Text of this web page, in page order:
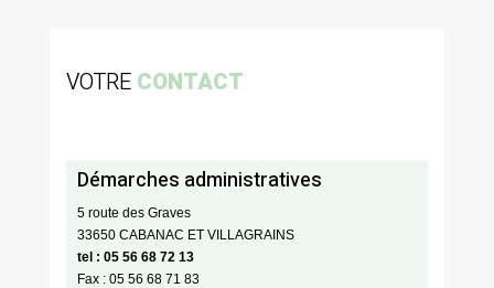
VOTRE CONTACT
Démarches administratives
5 route des Graves
33650 CABANAC ET VILLAGRAINS
tel : 05 56 68 72 13
Fax : 05 56 68 71 83